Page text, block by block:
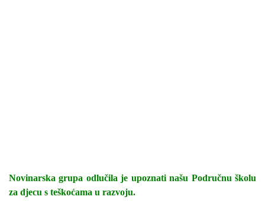
Novinarska grupa odlučila je upoznati našu Područnu školu
za djecu s teškoćama u razvoju.